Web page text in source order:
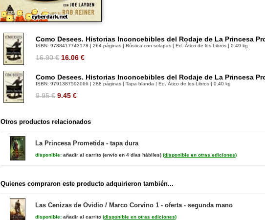
Como Desees. Historias Inconcebibles del Rodaje de La Princesa
ISBN: 9788417743178 | 264 páginas | Rústica con solapas | Ed. Ático de los Libros | 0.49 kg
16.90 € 16.06 €
Como Desees. Historias Inconcebibles del Rodaje de La Princesa
ISBN: 9791387592066 | 288 páginas | Tapa blanda | Ed. Ático de los Libros | 0.40 kg
9.95 € 9.45 €
Otros productos relacionados
La Princesa Prometida - tapa dura
disponible: añadir al carrito (envío en 4 días hábiles) (disponible en otras ediciones)
Quienes compraron este producto adquirieron también...
Las Cenizas de Ovidio / Marco Corvino 1 - oferta - segunda mano
disponible: añadir al carrito (disponible en otras ediciones)